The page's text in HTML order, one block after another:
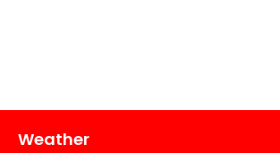
Weather